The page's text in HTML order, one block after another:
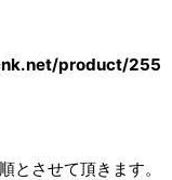
product/255
とさせて頂きます。